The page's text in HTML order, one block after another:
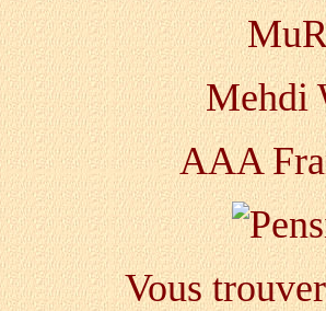
Mehdi
AAA
Vous